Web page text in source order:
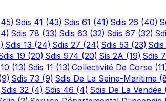
Sdis 41 (43) Sdis 61 (41) Sdis 26 (40)
Sdis 78 (33) Sdis 63 (32) Sdis 67 (32)
Sdis 13 (24) Sdis 27 (24) Sdis 53 (23)
19 (20) Sdis 974 (20) Sis 2A (19) Sdis
(13) Sdis 11 (13) Collectivité De Corse
Sdis 73 (9) Sdis De La Seine-Maritime
Sdis 32 (4) Sdis 46 (4) Sdis De La Vendée